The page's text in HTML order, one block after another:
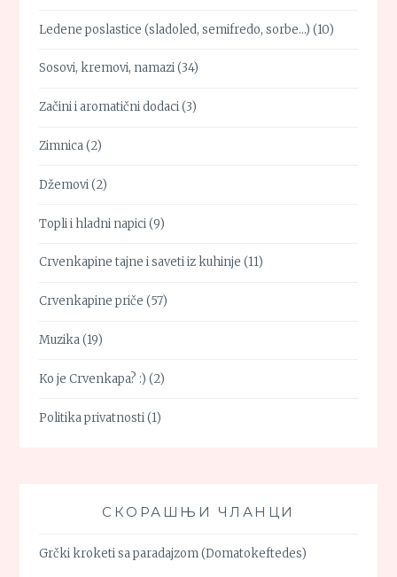
Ledene poslastice (sladoled, semifredo, sorbe…) (10)
Sosovi, kremovi, namazi(34)
Začini i aromatični dodaci(3)
Zimnica(2)
Džemovi(2)
Topli i hladni napici(9)
Crvenkapine tajne i saveti iz kuhinje (11)
Crvenkapine priče (57)
Muzika(19)
Ko je Crvenkapa? :) (2)
Politika privatnosti(1)
СКОРАШЊИ ЧЛАНЦИ
Grčki kroketi sa paradajzom (Domatokeftedes)